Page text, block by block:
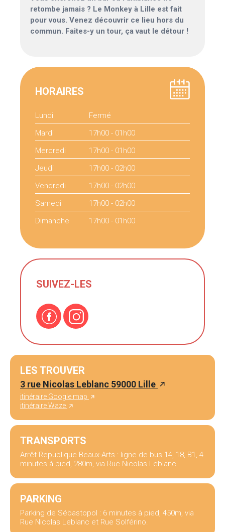
retombe jamais ? Le Monkey à Lille est fait
pour vous. Venez découvrir ce lieu hors du
commun. Faites-y un tour, ça vaut le détour !
HORAIRES
Lundi
Fermé
Mardi
17h00 - 01h00
Mercredi
17h00 - 01h00
Jeudi
17h00 - 02h00
Vendredi
17h00 - 02h00
Samedi
17h00 - 02h00
Dimanche
17h00 - 01h00
SUIVEZ-LES
LES TROUVER
3 rue Nicolas Leblanc 59000 Lille
itinéraire Google map
itinéraire Waze
TRANSPORTS
Arrêt Republique Beaux-Arts : ligne de bus 14, 18, B1, 4
minutes à pied, 280m, via Rue Nicolas Leblanc.
PARKING
Parking de Sébastopol : 6 minutes à pied, 450m, via
Rue Nicolas Leblanc et Rue Solférino.